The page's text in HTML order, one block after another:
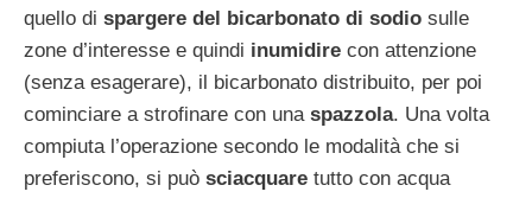
quello di spargere del bicarbonato di sodio sulle
zone d’interesse e quindi inumidire con attenzione
(senza esagerare), il bicarbonato distribuito, per poi
cominciare a strofinare con una spazzola. Una volta
compiuta l’operazione secondo le modalità che si
preferiscono, si può sciacquare tutto con acqua